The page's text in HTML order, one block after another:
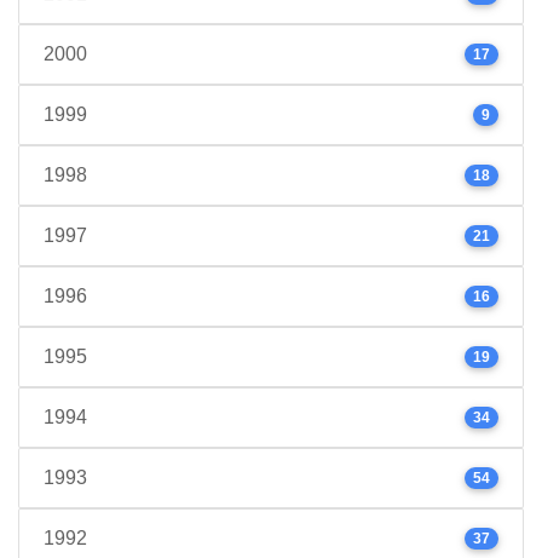
2000 17
1999 9
1998 18
1997 21
1996 16
1995 19
1994 34
1993 54
1992 37